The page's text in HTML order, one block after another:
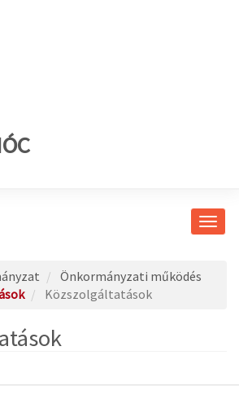
Önkormányzati működés
Közszolgáltatások